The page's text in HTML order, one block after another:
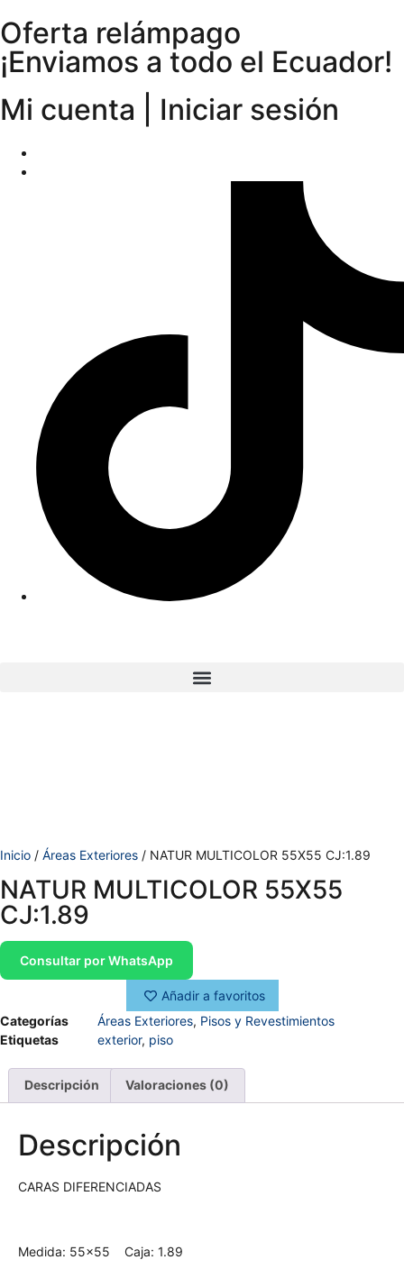
Oferta relámpago
¡Enviamos a todo el Ecuador!
Mi cuenta | Iniciar sesión
Inicio / Áreas Exteriores / NATUR MULTICOLOR 55X55 CJ:1.89
NATUR MULTICOLOR 55X55
CJ:1.89
Consultar por WhatsApp
Añadir a favoritos
Categorías
Áreas Exteriores, Pisos y Revestimientos
Etiquetas
exterior, piso
Descripción Valoraciones (0)
Descripción
CARAS DIFERENCIADAS
Medida: 55×55 Caja: 1.89